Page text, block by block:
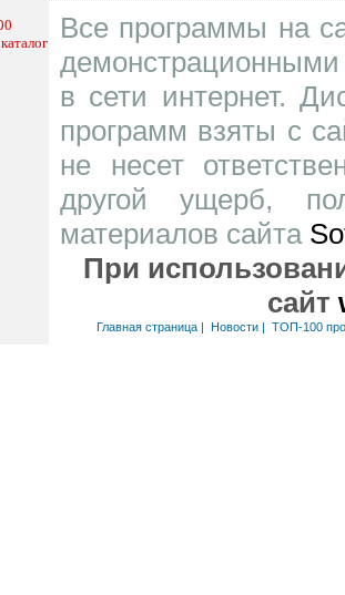
Все программы на
в сети интернет.
программ взяты с
не несет
другой ущерб,
материалов сайта
При
сайт
Главная страница| Новости| ТОП-100